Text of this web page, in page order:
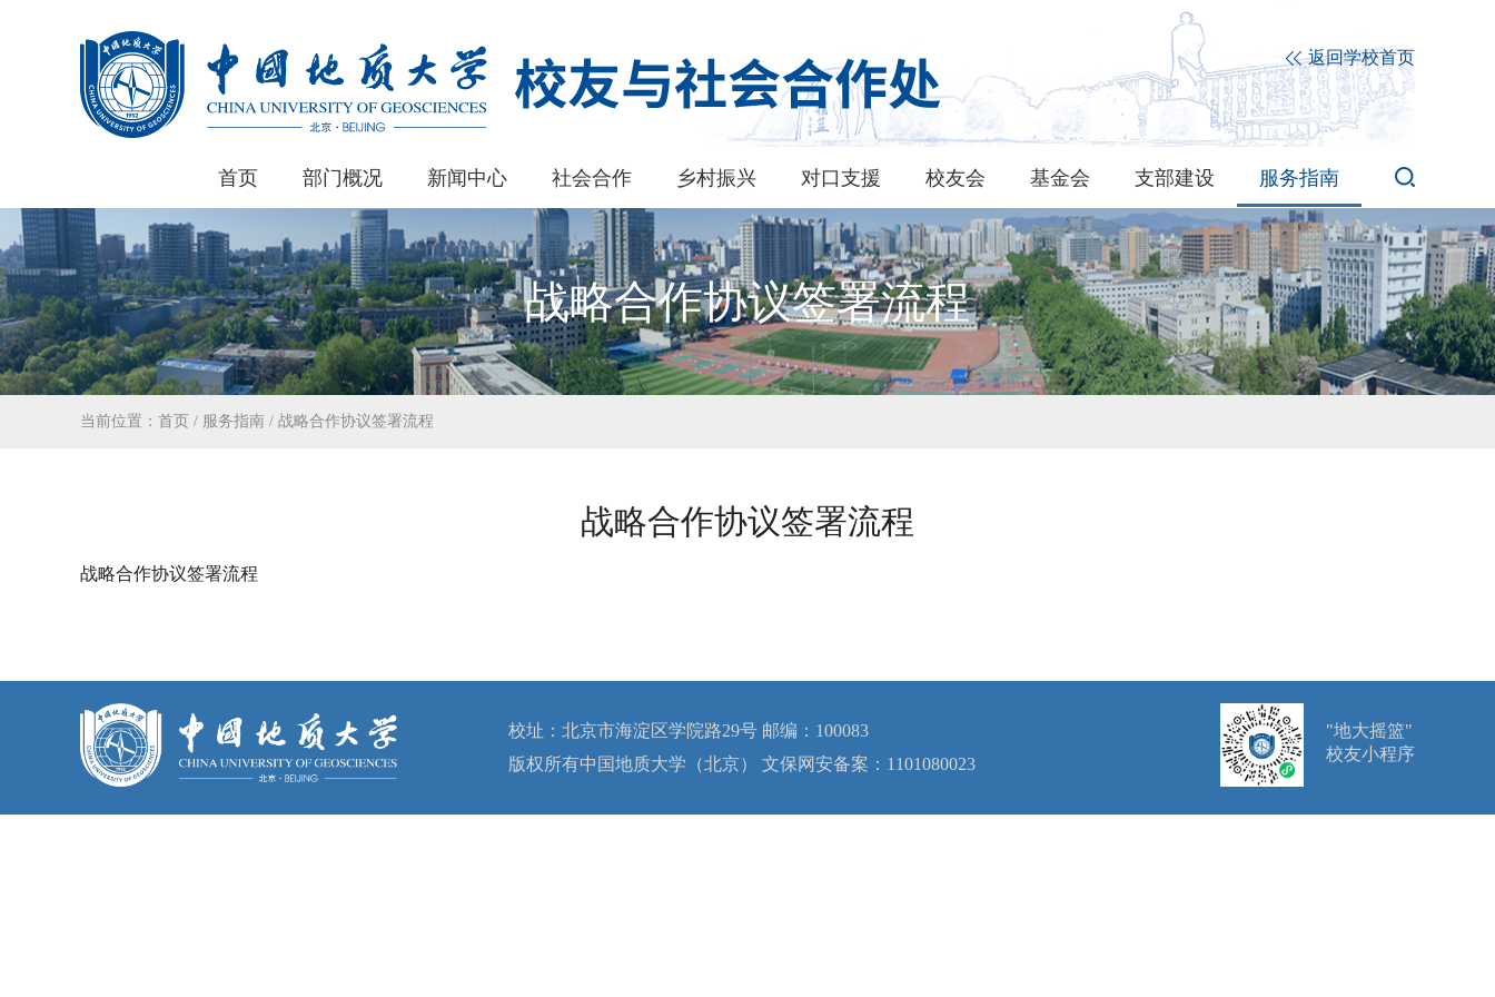
返回学校首页
首页 部门概况 新闻中心 社会合作 乡村振兴 对口支援 校友会 基金会 支部建设 服务指南
战略合作协议签署流程
当前位置： 首页 / 服务指南 / 战略合作协议签署流程
战略合作协议签署流程
战略合作协议签署流程
校址：北京市海淀区学院路29号 邮编：100083
版权所有中国地质大学（北京） 文保网安备案：1101080023
"地大摇篮"
校友小程序